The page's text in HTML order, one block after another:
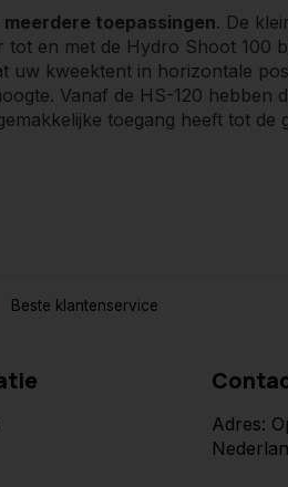
meerdere toepassingen. De
en met de Hydro Shoot 100
uw kweektent in horizontale
Vanaf de HS-120 hebben
toegang heeft tot de
Beste klantenservice
Adres: